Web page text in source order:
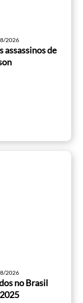
2026
assassinos de
2026
no Brasil